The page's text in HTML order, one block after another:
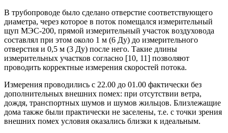
В трубопроводе было сделано отверстие соответствующего
диаметра, через которое в поток помещался измерительный
щуп МЭС-200, прямой измерительный участок воздуховода
составлял при этом около 1 м (6 Ду) до измерительного
отверстия и 0,5 м (3 Ду) после него. Такие длины
измерительных участков согласно [10, 11] позволяют
проводить корректные измерения скоростей потока.
Измерения проводились с 22.00 до 01.00 фактически без
дополнительных внешних помех: при отсутствии ветра,
дождя, транспортных шумов и шумов жильцов. Близлежащие
дома также были практически не заселены, т.е. с точки зрения
внешних помех условия оказались близки к идеальным.